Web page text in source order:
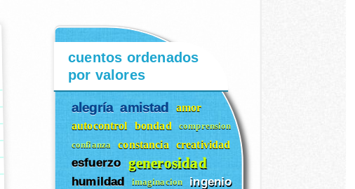
cuentos ordenados
por valores
alegría amistad
amor
autocontrol
bondad comprension
confianza constancia creatividad
esfuerzo generosidad
humildad imaginacion ingenio